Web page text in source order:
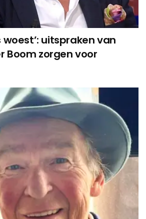
woest’: uitspraken van
Boom zorgen voor